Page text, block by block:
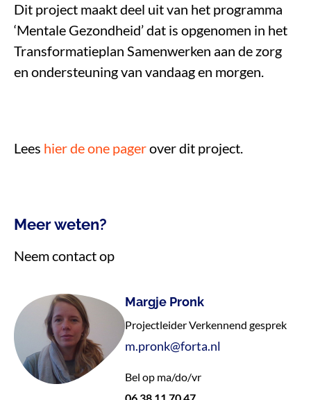
Dit project maakt deel uit van het programma
‘Mentale Gezondheid’ dat is opgenomen in het
Transformatieplan Samenwerken aan de zorg
en ondersteuning van vandaag en morgen.
Lees hier de one pagerover dit project.
Meer weten?
Neem contact op
Margje Pronk
Projectleider Verkennend gesprek
m.pronk@forta.nl
Bel op ma/do/vr